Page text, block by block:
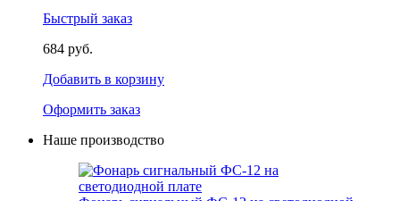
Быстрый заказ
684 руб.
Добавить в корзину
Оформить заказ
Наше производство